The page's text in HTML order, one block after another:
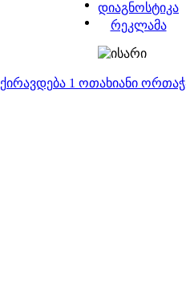
დიაგნოსტიკა
რეკლამა
ქირავდება 1 ოთახიანი